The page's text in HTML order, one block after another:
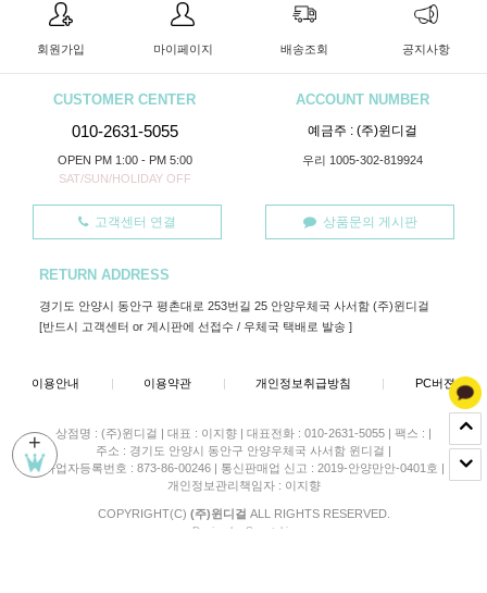
+
회원가입 마이페이지 배송조회 공지사항
CUSTOMER CENTER
010-2631-5055
OPEN PM 1:00 - PM 5:00
SAT/SUN/HOLIDAY OFF
ACCOUNT NUMBER
예금주 : (주)윈디걸
우리 1005-302-819924
고객센터 연결 상품문의 게시판
RETURN ADDRESS
경기도 안양시 동안구 평촌대로 253번길 25 안양우체국 사서함 (주)윈디걸
[반드시 고객센터 or 게시판에 선접수 / 우체국 택배로 발송 ]
이용안내 | 이용약관 | 개인정보취급방침 | PC버젼
상점명 : (주)윈디걸 | 대표 : 이지향 | 대표전화 : 010-2631-5055 | 팩스 : |
주소 : 경기도 안양시 동안구 안양우체국 사서함 윈디걸 |
사업자등록번호 : 873-86-00246 | 통신판매업 신고 : 2019-안양만안-0401호 |
개인정보관리책임자 : 이지향
COPYRIGHT(C) (주)윈디걸 ALL RIGHTS RESERVED.